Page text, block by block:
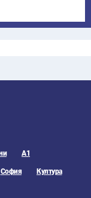
А1
София Култура